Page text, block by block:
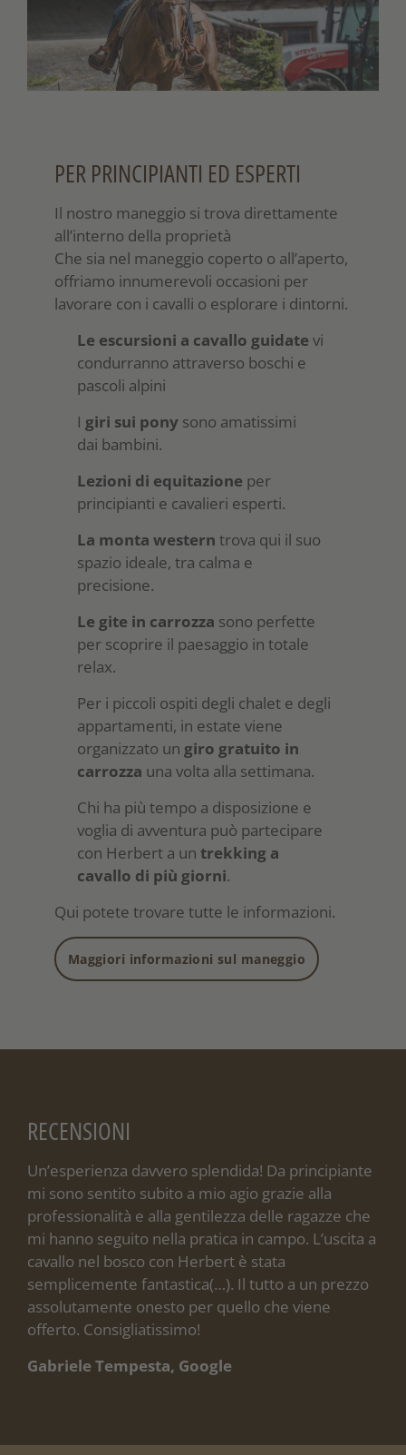
PER PRINCIPIANTI ED ESPERTI
Il nostro maneggio si trova direttamente
all’interno della proprietà
Che sia nel maneggio coperto o all’aperto,
offriamo innumerevoli occasioni per
lavorare con i cavalli o esplorare i dintorni.
Le escursioni a cavallo guidate vi
condurranno attraverso boschi e
pascoli alpini
I giri sui pony sono amatissimi
dai bambini.
Lezioni di equitazione per
principianti e cavalieri esperti.
La monta western trova qui il suo
spazio ideale, tra calma e
precisione.
Le gite in carrozza sono perfette
per scoprire il paesaggio in totale
relax.
Per i piccoli ospiti degli chalet e degli
appartamenti, in estate viene
organizzato un giro gratuito in
carrozza una volta alla settimana.
Chi ha più tempo a disposizione e
voglia di avventura può partecipare
con Herbert a untrekking a
cavallo di più giorni.
Qui potete trovare tutte le informazioni.
Maggiori informazioni sul maneggio
RECENSIONI
Un’esperienza davvero splendida! Da principiante
mi sono sentito subito a mio agio grazie alla
professionalità e alla gentilezza delle ragazze che
mi hanno seguito nella pratica in campo. L’uscita a
cavallo nel bosco con Herbert è stata
semplicemente fantastica(…). Il tutto a un prezzo
assolutamente onesto per quello che viene
offerto. Consigliatissimo!
Gabriele Tempesta, Google